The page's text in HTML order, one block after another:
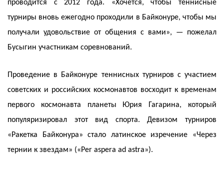
проводится с 2012 года. «Хочется, чтобы теннисные
турниры вновь ежегодно проходили в Байконуре, чтобы мы
получали удовольствие от общения с вами», — пожелал
Бусыгин участникам соревнований.
Проведение в Байконуре теннисных турниров с участием
советских и российских космонавтов восходит к временам
первого космонавта планеты Юрия Гагарина, который
популяризировал этот вид спорта. Девизом турниров
«Ракетка Байконура» стало латинское изречение «Через
тернии к звездам» («Per aspera ad astra»).